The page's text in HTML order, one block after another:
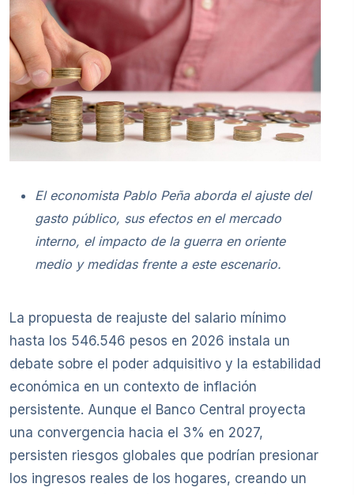
El economista Pablo Peña aborda el ajuste del
gasto público, sus efectos en el mercado
interno, el impacto de la guerra en oriente
medio y medidas frente a este escenario.
La propuesta de reajuste del salario mínimo
hasta los 546.546 pesos en 2026 instala un
debate sobre el poder adquisitivo y la estabilidad
económica en un contexto de inflación
persistente. Aunque el Banco Central proyecta
una convergencia hacia el 3% en 2027,
persisten riesgos globales que podrían presionar
los ingresos reales de los hogares, creando un